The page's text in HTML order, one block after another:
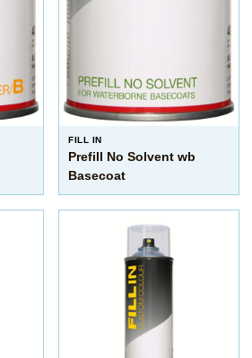
FILL IN
Prefill No Solvent wb
Basecoat